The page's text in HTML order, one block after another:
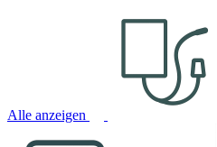
Alle anzeigen